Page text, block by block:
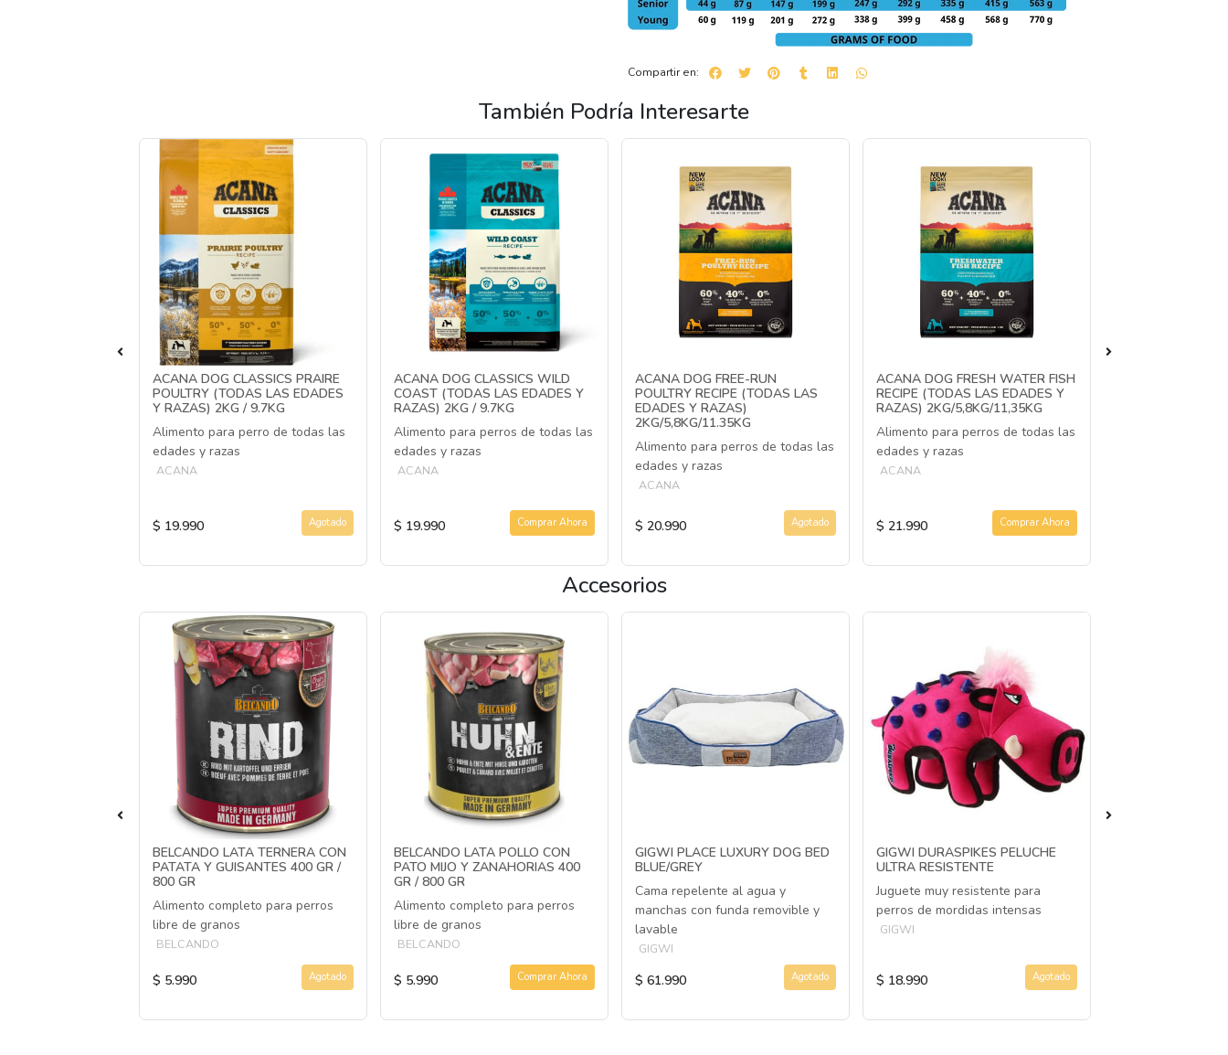
Compartir en:
También Podría Interesarte
ACANA DOG CLASSICS PRAIRE
POULTRY (TODAS LAS EDADES
Y RAZAS) 2KG / 9.7KG
Alimento para perro de todas las
edades y razas
ACANA
$ 19.990 Agotado
ACANA DOG CLASSICS WILD
COAST (TODAS LAS EDADES Y
RAZAS) 2KG / 9.7KG
Alimento para perros de todas las
edades y razas
ACANA
$ 19.990 Comprar Ahora
ACANA DOG FREE-RUN
POULTRY RECIPE (TODAS LAS
EDADES Y RAZAS)
2KG/5,8KG/11.35KG
Alimento para perros de todas las
edades y razas
ACANA
$ 20.990 Agotado
ACANA DOG FRESH WATER FISH
RECIPE (TODAS LAS EDADES Y
RAZAS) 2KG/5,8KG/11,35KG
Alimento para perros de todas las
edades y razas
ACANA
$ 21.990 Comprar Ahora
Accesorios
BELCANDO LATA TERNERA CON
PATATA Y GUISANTES 400 GR /
800 GR
Alimento completo para perros
libre de granos
BELCANDO
$ 5.990 Agotado
BELCANDO LATA POLLO CON
PATO MIJO Y ZANAHORIAS 400
GR / 800 GR
Alimento completo para perros
libre de granos
BELCANDO
$ 5.990 Comprar Ahora
GIGWI PLACE LUXURY DOG BED
BLUE/GREY
Cama repelente al agua y
manchas con funda removible y
lavable
GIGWI
$ 61.990 Agotado
GIGWI DURASPIKES PELUCHE
ULTRA RESISTENTE
Juguete muy resistente para
perros de mordidas intensas
GIGWI
$ 18.990 Agotado